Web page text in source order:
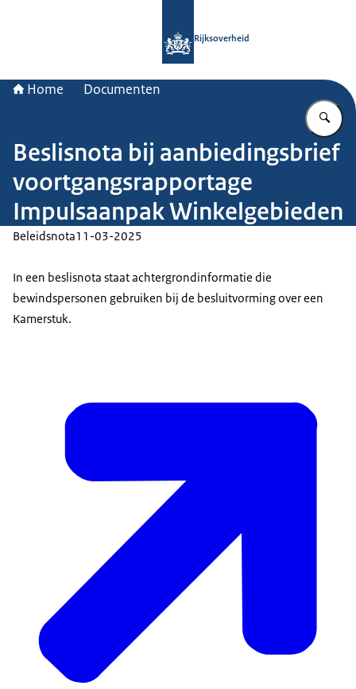
Rijksoverheid
Home Documenten
Beslisnota bij aanbiedingsbrief
voortgangsrapportage
Impulsaanpak Winkelgebieden
Beleidsnota11-03-2025
In een beslisnota staat achtergrondinformatie die
bewindspersonen gebruiken bij de besluitvorming over een
Kamerstuk.